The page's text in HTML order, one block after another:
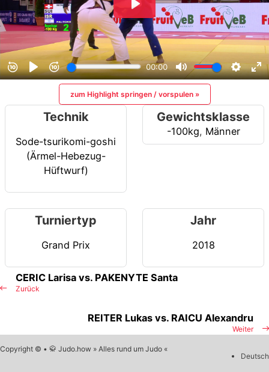
zum Highlight springen / vorspulen »
Technik
Sode-tsurikomi-goshi
(Ärmel-Hebezug-
Hüftwurf)
Gewichtsklasse
-100kg, Männer
Turniertyp
Grand Prix
Jahr
2018
Zurück
CERIC Larisa vs. PAKENYTE Santa
Weiter
REITER Lukas vs. RAICU Alexandru
Copyright © • 🥋 Judo.how » Alles rund um Judo «
Deutsch